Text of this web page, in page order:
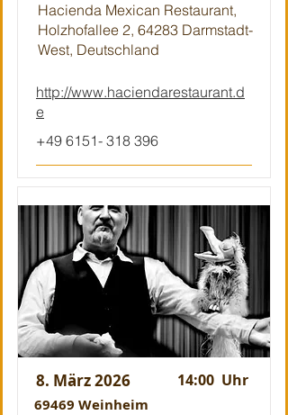
Hacienda Mexican Restaurant,
Holzhofallee 2, 64283 Darmstadt-
West, Deutschland
http://www.haciendarestaurant.d
e
+49 6151- 318 396
8. März 2026 14:00 Uhr
69469 Weinheim